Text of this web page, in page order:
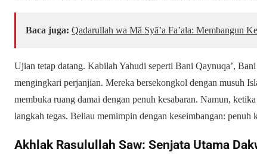
Baca juga: Qadarullah wa Mā Syā’a Fa’ala: Membangun
Ujian tetap datang. Kabilah Yahudi seperti Bani Qaynuqa’,
mengingkari perjanjian. Mereka bersekongkol dengan musuh
membuka ruang damai dengan penuh kesabaran. Namun,
langkah tegas. Beliau memimpin dengan keseimbangan: penuh
Akhlak Rasulullah Saw: Senjata Utama